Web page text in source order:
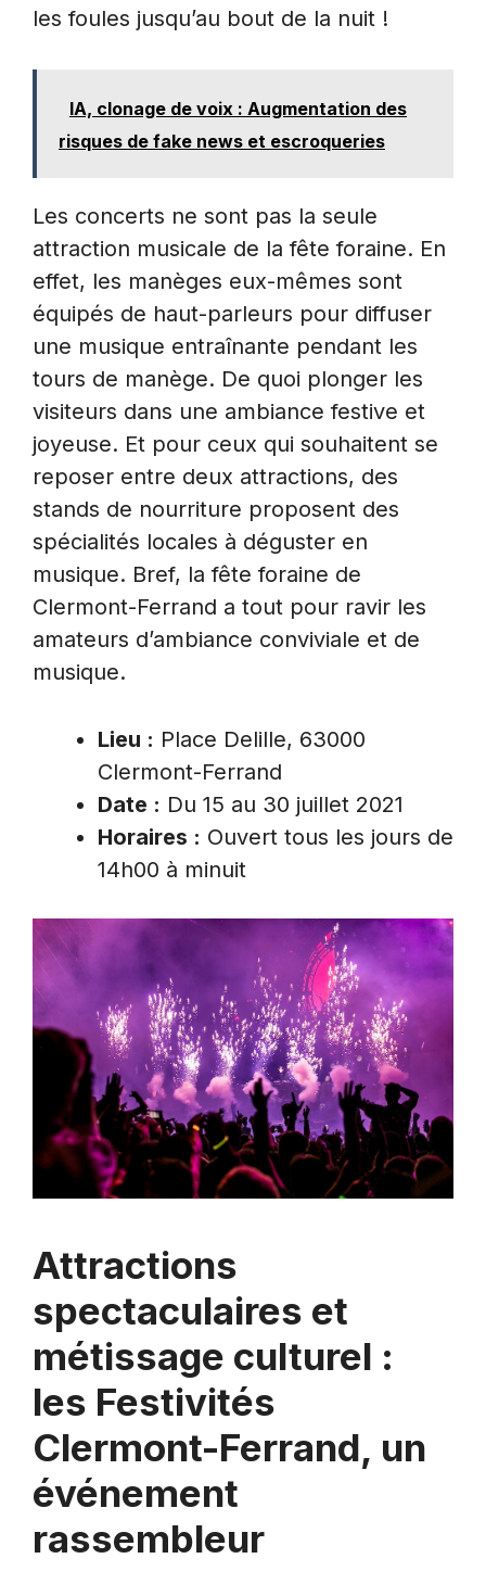
les foules jusqu’au bout de la nuit !
IA, clonage de voix : Augmentation des
risques de fake news et escroqueries
Les concerts ne sont pas la seule
attraction musicale de la fête foraine. En
effet, les manèges eux-mêmes sont
équipés de haut-parleurs pour diffuser
une musique entraînante pendant les
tours de manège. De quoi plonger les
visiteurs dans une ambiance festive et
joyeuse. Et pour ceux qui souhaitent se
reposer entre deux attractions, des
stands de nourriture proposent des
spécialités locales à déguster en
musique. Bref, la fête foraine de
Clermont-Ferrand a tout pour ravir les
amateurs d’ambiance conviviale et de
musique.
Lieu : Place Delille, 63000
Clermont-Ferrand
Date : Du 15 au 30 juillet 2021
Horaires : Ouvert tous les jours de
14h00 à minuit
Attractions
spectaculaires et
métissage culturel :
les Festivités
Clermont-Ferrand, un
événement
rassembleur